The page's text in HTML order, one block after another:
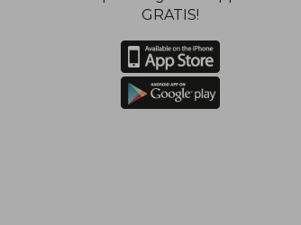
GRATIS!